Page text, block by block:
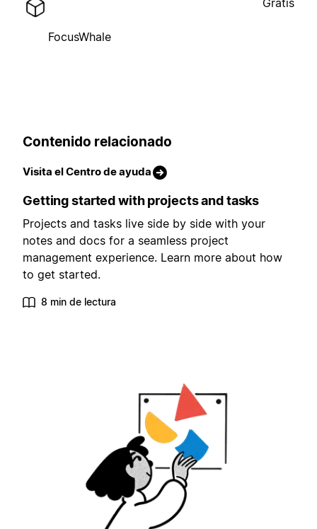
FocusWhale
Contenido relacionado
Visita el Centro de ayuda
Getting started with projects and tasks
Projects and tasks live side by side with your
notes and docs for a seamless project
management experience. Learn more about how
to get started.
8 min de lectura